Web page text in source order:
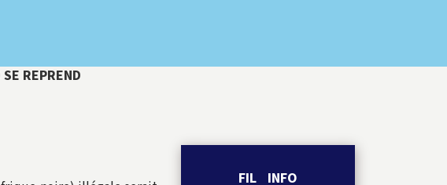
REPREND
FIL INFO